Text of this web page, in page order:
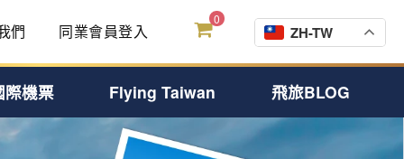
們 同業會員登入
際機票 Flying Taiwan 飛旅BLOG
0
ZH-TW